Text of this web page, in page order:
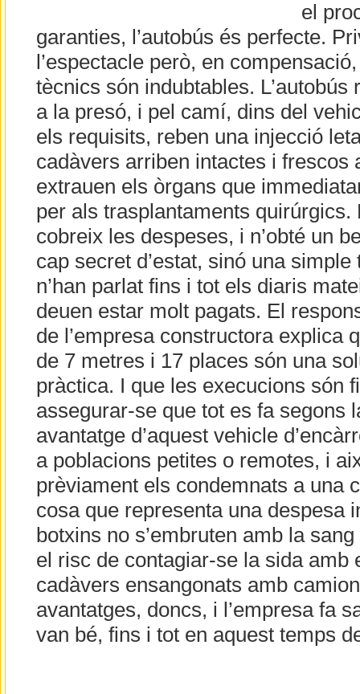
el
garanties, l’autobús és perfecte.
l’espectacle però, en
tècnics són indubtables.
a la presó, i pel camí, dins del
els requisits, reben una injecció
cadàvers arriben intactes i frescos
extrauen els òrgans que
per als trasplantaments quirúrgics.
cobreix les despeses, i n’obté un
cap secret d’estat, sinó una
n’han parlat fins i tot els diaris
deuen estar molt pagats. El
de l’empresa constructora explica
de 7 metres i 17 places són una
pràctica. I que les execucions són
assegurar-se que tot es fa segons
avantatge d’aquest vehicle
a poblacions petites o remotes, i
prèviament els condemnats a una
cosa que representa una despesa
botxins no s’embruten amb la
el risc de contagiar-se la sida amb
cadàvers ensangonats amb
avantatges, doncs, i l’empresa fa
van bé, fins i tot en aquest temps